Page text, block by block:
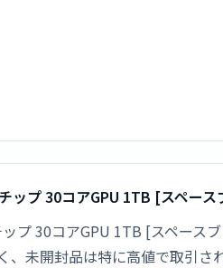
プ 30コアGPU 1TB [スペー
30コアGPU 1TB [スペース
未開封品は特に高値で取引さ